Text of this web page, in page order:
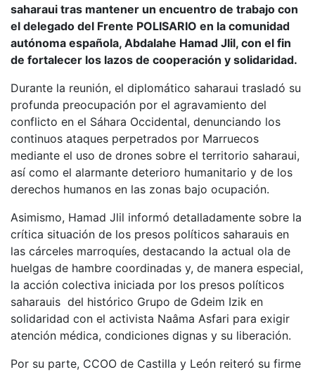
saharaui tras mantener un encuentro de trabajo con
el delegado del Frente POLISARIO en la comunidad
autónoma española, Abdalahe Hamad Jlil, con el fin
de fortalecer los lazos de cooperación y solidaridad.
Durante la reunión, el diplomático saharaui trasladó su
profunda preocupación por el agravamiento del
conflicto en el Sáhara Occidental, denunciando los
continuos ataques perpetrados por Marruecos
mediante el uso de drones sobre el territorio saharaui,
así como el alarmante deterioro humanitario y de los
derechos humanos en las zonas bajo ocupación.
Asimismo, Hamad Jlil informó detalladamente sobre la
crítica situación de los presos políticos saharauis en
las cárceles marroquíes, destacando la actual ola de
huelgas de hambre coordinadas y, de manera especial,
la acción colectiva iniciada por los presos políticos
saharauis del histórico Grupo de Gdeim Izik en
solidaridad con el activista Naâma Asfari para exigir
atención médica, condiciones dignas y su liberación.
Por su parte, CCOO de Castilla y León reiteró su firme